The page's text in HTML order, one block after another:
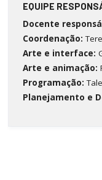
EQUIPE
Docente
Coordenação:
Arte e interface:
Arte e animação:
Programação:
Planejamento e